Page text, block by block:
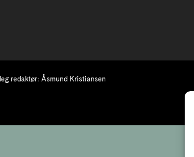
redaktør: Åsmund Kristiansen